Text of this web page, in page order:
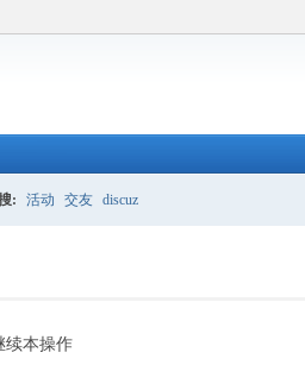
: 活动 交友 discuz
续本操作